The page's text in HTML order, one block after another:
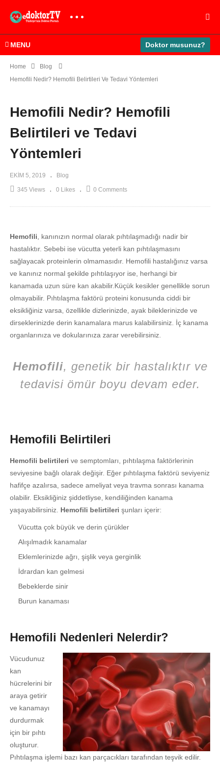
MENU Doktor musunuz?
Home
Blog
Hemofili Nedir? Hemofili Belirtileri Ve Tedavi Yöntemleri
Hemofili Nedir? Hemofili
Belirtileri ve Tedavi
Yöntemleri
EKIM 5, 2019 Blog
345 Views 0 Likes 0 Comments
Hemofili , kanınızın normal olarak pıhtılaşmadığı nadir bir
hastalıktır. Sebebi ise vücutta yeterli kan pıhtılaşmasını
sağlayacak proteinlerin olmamasıdır. Hemofili hastalığınız varsa
ve kanınız normal şekilde pıhtılaşıyor ise, herhangi bir
kanamada uzun süre kan akabilir.Küçük kesikler genellikle sorun
olmayabilir. Pıhtılaşma faktörü proteini konusunda ciddi bir
eksikliğiniz varsa, özellikle dizlerinizde, ayak bileklerinizde ve
dirseklerinizde derin kanamalara marus kalabilirsiniz. İç kanama
organlarınıza ve dokularınıza zarar verebilirsiniz.
Hemofili, genetik bir hastalıktır ve
tedavisi ömür boyu devam eder.
Hemofili Belirtileri
Hemofili belirtileri ve semptomları, pıhtılaşma faktörlerinin
seviyesine bağlı olarak değişir. Eğer pıhtılaşma faktörü seviyeniz
hafifçe azalırsa, sadece ameliyat veya travma sonrası kanama
olabilir. Eksikliğiniz şiddetliyse, kendiliğinden kanama
yaşayabilirsiniz. Hemofili belirtileri şunları içerir:
Vücutta çok büyük ve derin çürükler
Alışılmadık kanamalar
Eklemlerinizde ağrı, şişlik veya gerginlik
İdrardan kan gelmesi
Bebeklerde sinir
Burun kanaması
Hemofili Nedenleri Nelerdir?
Vücudunuz
kan
hücrelerini bir
araya getirir
ve kanamayı
durdurmak
için bir pıhtı
oluşturur.
Pıhtılaşma işlemi bazı kan parçacıkları tarafından teşvik edilir.